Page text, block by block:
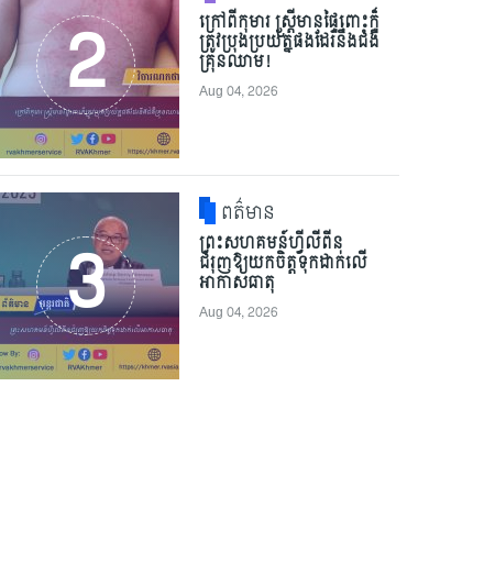
ក្រៅពីកុមារ ស្ត្រីមានផ្ទៃពោះក៏
ត្រូវប្រុងប្រយ័ត្នផងដែរនឹងជំងឺ
គ្រុនឈាម!
Aug 04, 2026
ពត៌មាន
ព្រះសហគមន៍ហ្វីលីពីន
ជំរុញឱ្យយកចិត្តទុកដាក់លើ
អាកាសធាតុ
Aug 04, 2026